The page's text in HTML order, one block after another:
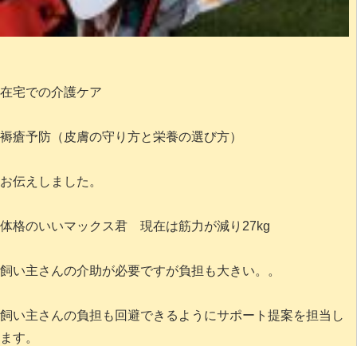
在宅での介護ケア
褥瘡予防（皮膚の守り方と栄養の選び方）
お伝えしました。
体格のいいマックス君 現在は筋力が減り27kg
飼い主さんの介助が必要ですが負担も大きい。。
飼い主さんの負担も回避できるようにサポート提案を担当し
ます。